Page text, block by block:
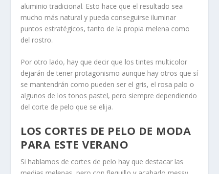
aluminio tradicional. Esto hace que el resultado sea
mucho más natural y pueda conseguirse iluminar
puntos estratégicos, tanto de la propia melena como
del rostro.
Por otro lado, hay que decir que los tintes multicolor
dejarán de tener protagonismo aunque hay otros que sí
se mantendrán como pueden ser el gris, el rosa palo o
algunos de los tonos pastel, pero siempre dependiendo
del corte de pelo que se elija.
LOS CORTES DE PELO DE MODA
PARA ESTE VERANO
Si hablamos de cortes de pelo hay que destacar las